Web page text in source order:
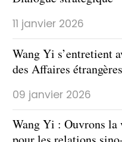
11 janvier 2026
Wang Yi s’entretient
des Affaires
09 janvier 2026
Wang Yi : Ouvrons